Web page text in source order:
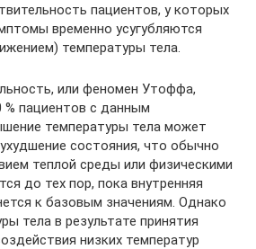
пациентов, у которых
временно усугубляются
температуры тела.
или феномен Утоффа,
% пациентов с данным
температуры тела может
состояния, что обычно
теплой среды или физическими
до тех пор, пока внутренняя
к базовым значениям. Однако
тела в результате принятия
низких температур